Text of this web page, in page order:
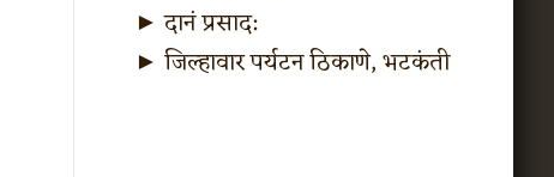
►दानं प्रसाद:
► जिल्हावार पर्यटन ठिकाणे, भटकंती